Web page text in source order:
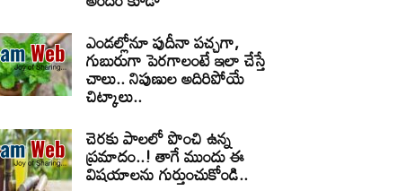
ఎండల్లోనూ పుదీనా పచ్చగా,
గుబురుగా పెరగాలంటే ఇలా చేస్తే
చాలు.. నిపుణుల అదిరిపోయే
చిట్కాలు..
చెరకు పాలలో పొంచి ఉన్న
ప్రమాదం..! తాగే ముందు ఈ
విషయాలను గుర్తుంచుకోండి..